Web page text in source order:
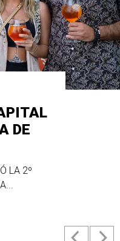
DE
LA 2º